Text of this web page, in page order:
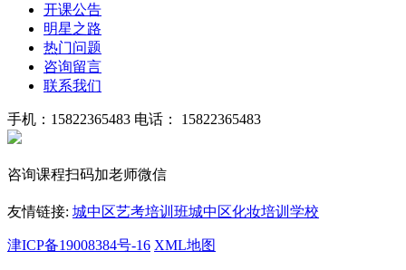
开课公告
明星之路
热门问题
咨询留言
联系我们
手机：15822365483 电话： 15822365483
咨询课程扫码加老师微信
友情链接: 城中区艺考培训班城中区化妆培训学校
津ICP备19008384号-16 XML地图